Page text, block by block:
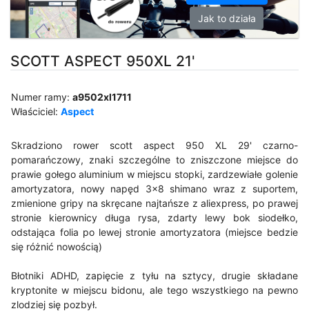
Jak to działa
SCOTT ASPECT 950XL 21'
Numer ramy:a9502xl1711
Właściciel:Aspect
Skradziono rower scott aspect 950 XL 29' czarno-
pomarańczowy, znaki szczególne to zniszczone miejsce do
prawie gołego aluminium w miejscu stopki, zardzewiałe golenie
amortyzatora, nowy napęd 3x8 shimano wraz z suportem,
zmienione gripy na skręcane najtańsze z aliexpress, po prawej
stronie kierownicy długa rysa, zdarty lewy bok siodełko,
odstająca folia po lewej stronie amortyzatora (miejsce bedzie
się różnić nowością)
Błotniki ADHD, zapięcie z tyłu na sztycy, drugie składane
kryptonite w miejscu bidonu, ale tego wszystkiego na pewno
zlodziej się pozbył.